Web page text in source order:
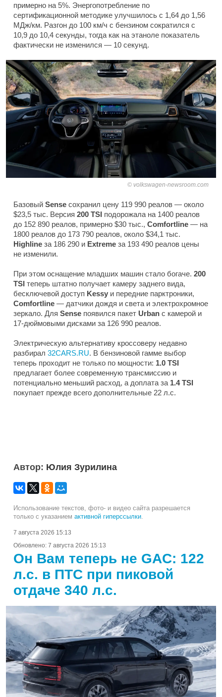
примерно на 5%. Энергопотребление по
сертификационной методике улучшилось с 1,64 до 1,56
МДж/км. Разгон до 100 км/ч с бензином сократился с
10,9 до 10,4 секунды, тогда как на этаноле показатель
фактически не изменился — 10 секунд.
volkswagen-newsroom.com
Базовый Sense сохранил цену 119 990 реалов — около
$23,5 тыс. Версия 200 TSI подорожала на 1400 реалов
до 152 890 реалов, примерно $30 тыс., Comfortline — на
1800 реалов до 173 790 реалов, около $34,1 тыс.
Highline за 186 290 и Extreme за 193 490 реалов цены
не изменили.
При этом оснащение младших машин стало богаче. 200
TSI теперь штатно получает камеру заднего вида,
бесключевой доступ Kessy и передние парктроники,
Comfortline — датчики дождя и света и электрохромное
зеркало. Для Sense появился пакет Urban с камерой и
17-дюймовыми дисками за 126 990 реалов.
Электрическую альтернативу кроссоверу недавно
разбирал 32CARS.RU. В бензиновой гамме выбор
теперь проходит не только по мощности: 1.0 TSI
предлагает более современную трансмиссию и
потенциально меньший расход, а доплата за 1.4 TSI
покупает прежде всего дополнительные 22 л.с.
Автор: Юлия Зурилина
Использование текстов, фото- и видео сайта разрешается
только с указанием активной гиперссылки.
7 августа 2026 15:13
Обновлено: 7 августа 2026 15:13
Он Вам теперь не GAC: 122
л.с. в ПТС при пиковой
отдаче 340 л.с.